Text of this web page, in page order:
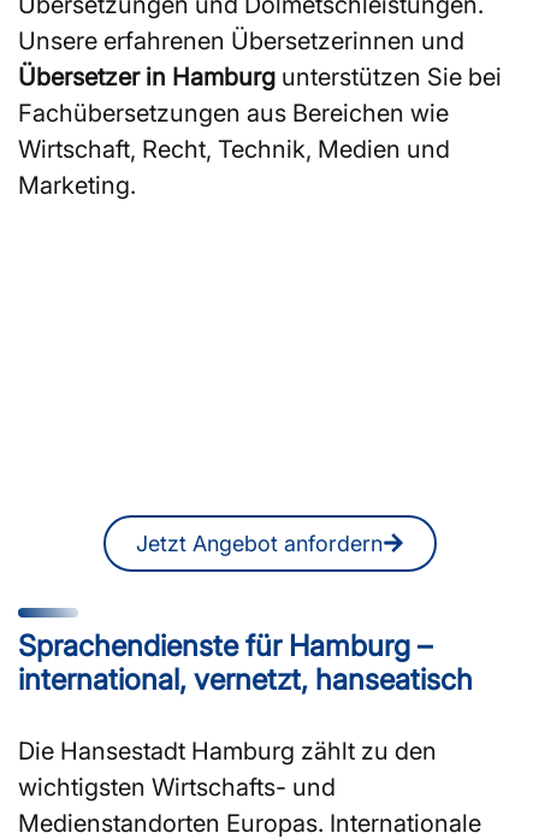
Unsere erfahrenen Übersetzerinnen und
Übersetzer in Hamburg unterstützen Sie bei
Fachübersetzungen aus Bereichen wie
Wirtschaft, Recht, Technik, Medien und
Marketing.
Jetzt Angebot anfordern
Sprachendienste für Hamburg –
international, vernetzt, hanseatisch
Die Hansestadt Hamburg zählt zu den
wichtigsten Wirtschafts- und
Medienstandorten Europas. Internationale